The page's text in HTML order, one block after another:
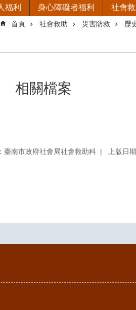
福利 身心障礙者福利 社會
首頁 社會救助 災害防救 歷
相關檔案
臺南市政府社會局社會救助科 上版日